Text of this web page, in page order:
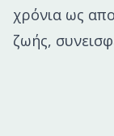
χρόνια ως
ζωής,